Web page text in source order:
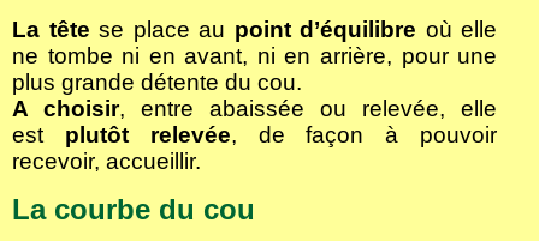
La têtese place au point d’équilibre où elle
ne tombe ni en avant, ni en arrière, pour une
plus grande détente du cou.
A choisir, entre abaissée ou relevée, elle
est plutôt relevée, de façon à pouvoir
recevoir, accueillir.
La courbe du cou